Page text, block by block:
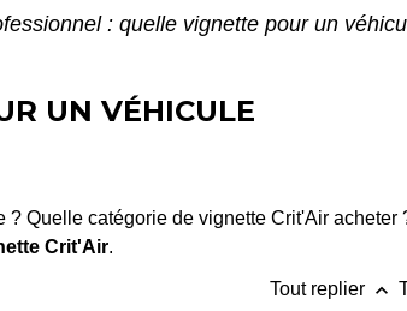
: quelle vignette pour un
UN VÉHICULE
Quelle catégorie de vignette Crit'Air acheter
Crit'Air.
Tout replier keyboard_arrow_up